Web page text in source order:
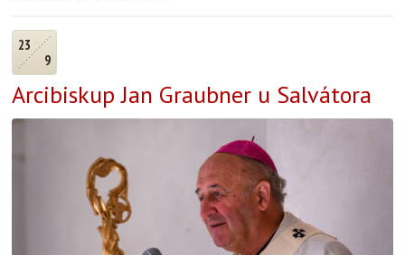
23
9
Arcibiskup Jan Graubner u Salvátora